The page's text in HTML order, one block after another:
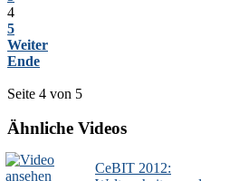
4
5
Weiter
Ende
Seite 4 von 5
Ähnliche Videos
CeBIT 2012: